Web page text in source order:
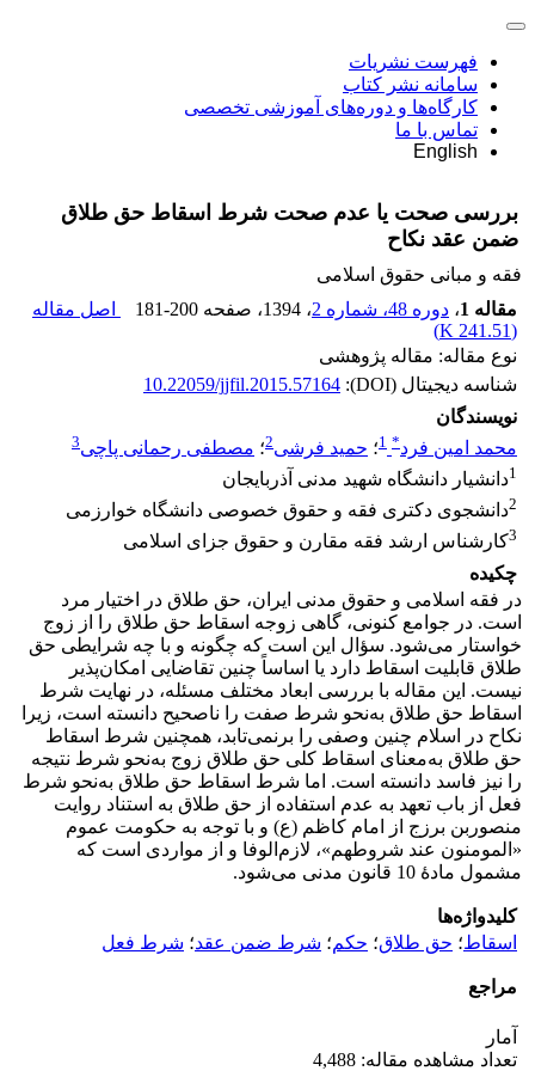
فهرست نشریات
سامانه نشر کتاب
کارگاه‌ها و دوره‌های آموزشی تخصصی
تماس با ما
English
بررسی صحت یا عدم صحت شرط اسقاط حق طلاق
ضمن عقد نکاح
فقه و مبانی حقوق اسلامی
مقاله 1
، دوره 48، شماره 2 ، 1394 ، صفحه 181-200
اصل مقاله
(
241.51 K
)
نوع مقاله: مقاله پژوهشی
شناسه دیجیتال (DOI):
10.22059/jjfil.2015.57164
نویسندگان
محمد امین فرد*
1؛ حمید فرشی2؛ مصطفی رحمانی پاچی3
1دانشیار دانشگاه شهید مدنی آذربایجان
2دانشجوی دکتری فقه و حقوق خصوصی دانشگاه خوارزمی
3کارشناس ارشد فقه مقارن و حقوق جزای اسلامی
چکیده
در فقه اسلامی و حقوق مدنی ایران، حق طلاق در اختیار مرد
است. در جوامع کنونی، گاهی زوجه اسقاط حق طلاق را از زوج
خواستار می‌شود. سؤال این است که چگونه و با چه شرایطی حق
طلاق قابلیت اسقاط دارد یا اساساً چنین تقاضایی امکان‌پذیر
نیست. این مقاله با بررسی ابعاد مختلف مسئله، در نهایت شرط
اسقاط حق طلاق به‌نحو شرط صفت را ناصحیح دانسته است، زیرا
نکاح در اسلام چنین وصفی را برنمی‌تابد، همچنین شرط اسقاط
حق طلاق به‌معنای اسقاط کلی حق طلاق زوج به‌نحو شرط نتیجه
را نیز فاسد دانسته است. اما شرط اسقاط حق طلاق به‌نحو شرط
فعل از باب تعهد به عدم استفاده از حق طلاق به استناد روایت
منصوربن برزج از امام کاظم (ع) و با توجه به حکومت عموم
«المومنون عند شروطهم»، لازم‌الوفا و از مواردی است که
مشمول مادۀ 10 قانون مدنی می‌شود.
کلیدواژه‌ها
اسقاط؛ حق طلاق؛ حکم؛ شرط ضمن عقد؛ شرط فعل
مراجع
آمار
تعداد مشاهده مقاله: 4,488